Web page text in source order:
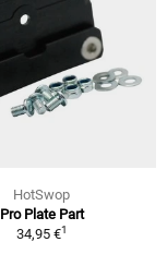
HotSwop
Pro Plate Part
34,95 €1